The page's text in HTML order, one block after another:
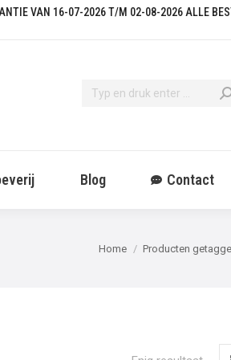
VAN 16-07-2026 T/M 02-08-2026 ALLE
Blog Contact
Je bent hier:
Home Producten